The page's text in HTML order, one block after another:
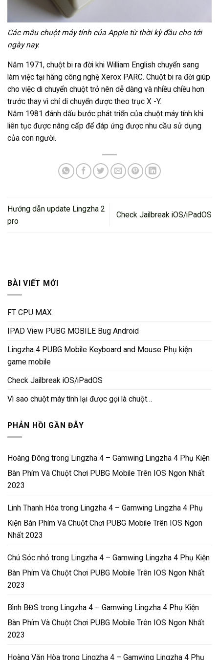
Các mẫu chuột máy tính của Apple từ thời kỳ đầu cho tới
ngày nay.
Năm 1971, chuột bi ra đời khi William English chuyển sang
làm việc tại hãng công nghệ Xerox PARC. Chuột bi ra đời giúp
cho việc di chuyển chuột trở nên dễ dàng và nhiều chiều hơn
trước thay vì chỉ di chuyển được theo trục X -Y.
Năm 1981 đánh dấu bước phát triển của chuột máy tính khi
liên tục được nâng cấp để đáp ứng được nhu cầu sử dụng
của con người.
Hướng dẫn update Lingzha 2
pro
Check Jailbreak iOS/iPadOS
BÀI VIẾT MỚI
FT CPU MAX
IPAD View PUBG MOBILE Bug Android
Lingzha 4 PUBG Mobile Keyboard and Mouse Phụ kiện
game mobile
Check Jailbreak iOS/iPadOS
Vì sao chuột máy tính lại được gọi là chuột…
PHẢN HỒI GẦN ĐÂY
Hoàng Đông trong Lingzha 4 – Gamwing Lingzha 4 Phụ Kiện
Bàn Phím Và Chuột Chơi PUBG Mobile Trên IOS Ngon Nhất
2023
Linh Thanh Hóa trong Lingzha 4 – Gamwing Lingzha 4 Phụ
Kiện Bàn Phím Và Chuột Chơi PUBG Mobile Trên IOS Ngon
Nhất 2023
Chú Sóc nhỏ trong Lingzha 4 – Gamwing Lingzha 4 Phụ Kiện
Bàn Phím Và Chuột Chơi PUBG Mobile Trên IOS Ngon Nhất
2023
Bình BĐS trong Lingzha 4 – Gamwing Lingzha 4 Phụ Kiện
Bàn Phím Và Chuột Chơi PUBG Mobile Trên IOS Ngon Nhất
2023
Hoàng Văn Hòa trong Lingzha 4 – Gamwing Lingzha 4 Phụ